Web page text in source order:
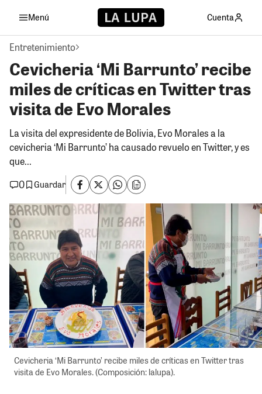
Menú Cuenta
Entretenimiento
Cevicheria ‘Mi Barrunto’ recibe
miles de críticas en Twitter tras
visita de Evo Morales
La visita del expresidente de Bolivia, Evo Morales a la
cevicheria ‘Mi Barrunto’ ha causado revuelo en Twitter, y es
que...
0
Guardar
Cevicheria ‘Mi Barrunto’ recibe miles de críticas en Twitter tras
visita de Evo Morales. (Composición: lalupa).